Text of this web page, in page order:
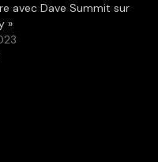
avec Dave Summit sur
»